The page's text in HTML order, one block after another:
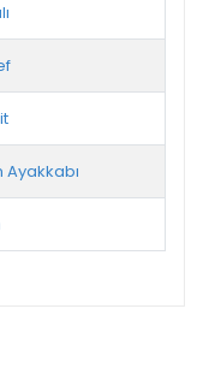
Ayakkabı